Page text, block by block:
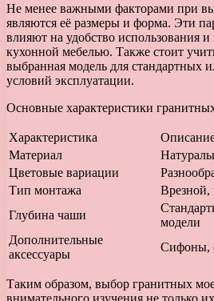
Не менее важными факторами при
являются её размеры и форма. Эти
влияют на удобство использования
кухонной мебелью. Также стоит
выбранная модель для стандартных
условий эксплуатации.
Основные характеристики
Характеристика
Материал
Цветовые вариации
Тип монтажа
Врезной,
Глубина чаши
модели
Дополнительные
аксессуары
Сифоны,
Таким образом, выбор гранитных
внимательного изучения не только